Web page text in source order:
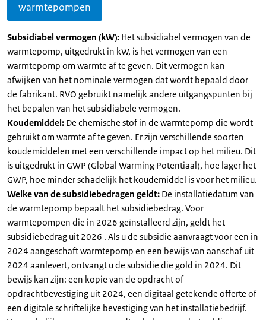
warmtepompen
Subsidiabel vermogen (kW): Het subsidiabel vermogen van de
warmtepomp, uitgedrukt in kW, is het vermogen van een
warmtepomp om warmte af te geven. Dit vermogen kan
afwijken van het nominale vermogen dat wordt bepaald door
de fabrikant. RVO gebruikt namelijk andere uitgangspunten bij
het bepalen van het subsidiabele vermogen.
Koudemiddel: De chemische stof in de warmtepomp die wordt
gebruikt om warmte af te geven. Er zijn verschillende soorten
koudemiddelen met een verschillende impact op het milieu. Dit
is uitgedrukt in GWP (Global Warming Potentiaal), hoe lager het
GWP, hoe minder schadelijk het koudemiddel is voor het milieu.
Welke van de subsidiebedragen geldt: De installatiedatum van
de warmtepomp bepaalt het subsidiebedrag. Voor
warmtepompen die in 2026 geïnstalleerd zijn, geldt het
subsidiebedrag uit 2026 . Als u de subsidie aanvraagt voor een in
2024 aangeschaft warmtepomp en een bewijs van aanschaf uit
2024 aanlevert, ontvangt u de subsidie die gold in 2024. Dit
bewijs kan zijn: een kopie van de opdracht of
opdrachtbevestiging uit 2024, een digitaal getekende offerte of
een digitale schriftelijke bevestiging van het installatiebedrijf.